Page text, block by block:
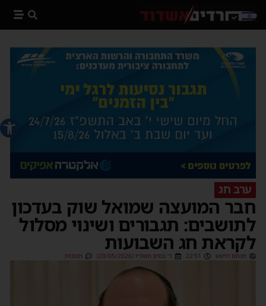
פתח
ערב חג
חבר המועצה שמואל שוק בעדכון
לתושבים: תגבורים ושינוי מסלול
לקראת חג השבועות
מנחם דויטש 22:51 ד׳ בסיון תשפ״ו (20/05/2026) תגובות